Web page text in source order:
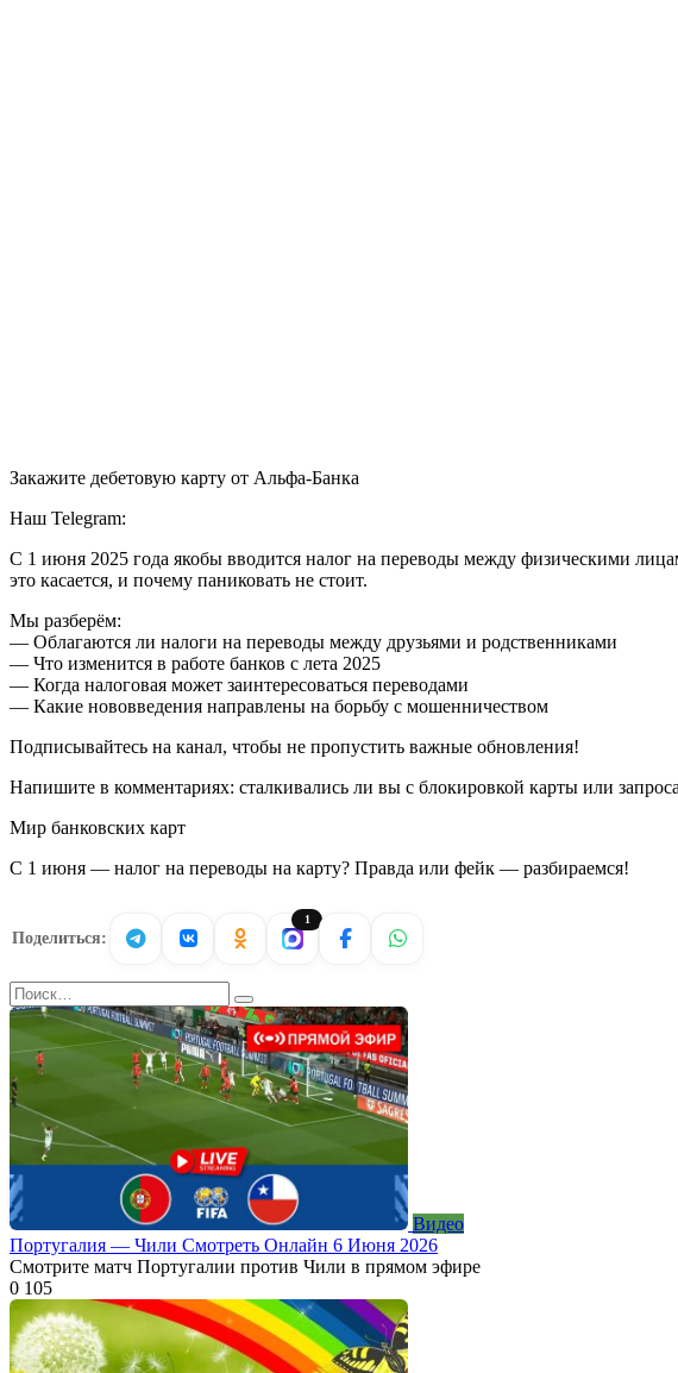
Закажите дебетовую карту от Альфа-Банка
Наш Telegram:
С 1 июня 2025 года якобы вводится налог на переводы между физическими
это касается, и почему паниковать не стоит.
Мы разберём:
— Облагаются ли налоги на переводы между друзьями и родственниками
— Что изменится в работе банков с лета 2025
— Когда налоговая может заинтересоваться переводами
— Какие нововведения направлены на борьбу с мошенничеством
Подписывайтесь на канал, чтобы не пропустить важные обновления!
Напишите в комментариях: сталкивались ли вы с блокировкой карты или
Мир банковских карт
С 1 июня — налог на переводы на карту? Правда или фейк — разбираемся!
Поделиться:
1
Search
for:
Видео
Португалия — Чили Смотреть Онлайн 6 Июня 2026
Смотрите матч Португалии против Чили в прямом эфире
0 105